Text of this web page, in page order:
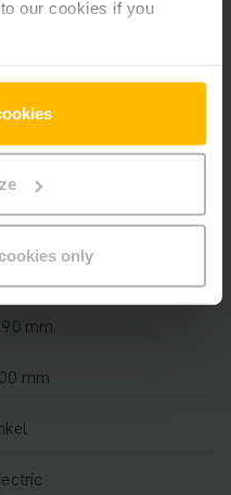
our cookies if you
only
mm
kg
h
mm
mm